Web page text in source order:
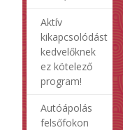
Aktív
kikapcsolódást
kedvelőknek
ez kötelező
program!
Autóápolás
felsőfokon